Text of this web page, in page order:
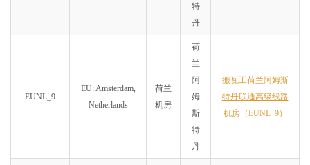
特
丹
EUNL_9
EU: Amsterdam,
Netherlands
荷兰
机房
荷
兰
阿
姆
斯
特
丹
搬瓦工荷兰阿姆斯
特丹联通高级线路
机房（EUNL_9）